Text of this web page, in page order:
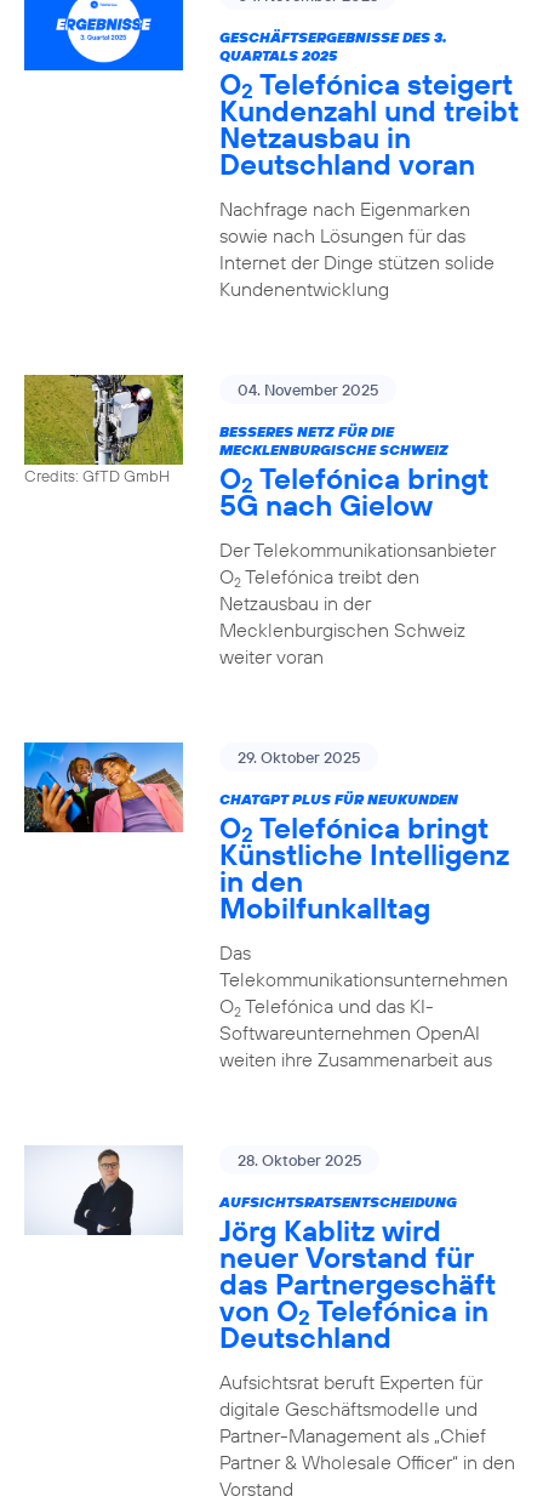
GESCHÄFTSERGEBNISSE DES 3.
QUARTALS 2025
O2 Telefónica steigert
Kundenzahl und treibt
Netzausbau in
Deutschland voran
Nachfrage nach Eigenmarken
sowie nach Lösungen für das
Internet der Dinge stützen solide
Kundenentwicklung
Credits: GfTD GmbH
04. November 2025
BESSERES NETZ FÜR DIE
MECKLENBURGISCHE SCHWEIZ
O2 Telefónica bringt
5G nach Gielow
Der Telekommunikationsanbieter
O2Telefónica treibt den
Netzausbau in der
Mecklenburgischen Schweiz
weiter voran
29. Oktober 2025
CHATGPT PLUS FÜR NEUKUNDEN
O2 Telefónica bringt
Künstliche Intelligenz
in den
Mobilfunkalltag
Das
Telekommunikationsunternehmen
O2Telefónica und das KI-
Softwareunternehmen OpenAI
weiten ihre Zusammenarbeit aus
28. Oktober 2025
AUFSICHTSRATSENTSCHEIDUNG
Jörg Kablitz wird
neuer Vorstand für
das Partnergeschäft
von O2 Telefónica in
Deutschland
Aufsichtsrat beruft Experten für
digitale Geschäftsmodelle und
Partner-Management als „Chief
Partner & Wholesale Officer“ in den
Vorstand